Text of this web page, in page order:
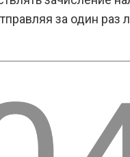
за один раз